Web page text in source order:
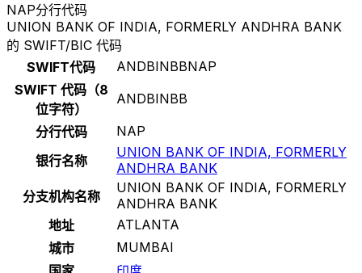
NAP分行代码
UNION BANK OF INDIA, FORMERLY ANDHRA BANK
的 SWIFT/BIC 代码
SWIFT代码
ANDBINBBNAP
SWIFT 代码（8
位字符）
ANDBINBB
分行代码
NAP
银行名称
UNION BANK OF INDIA, FORMERLY
ANDHRA BANK
分支机构名称
UNION BANK OF INDIA, FORMERLY
ANDHRA BANK
地址
ATLANTA
城市
MUMBAI